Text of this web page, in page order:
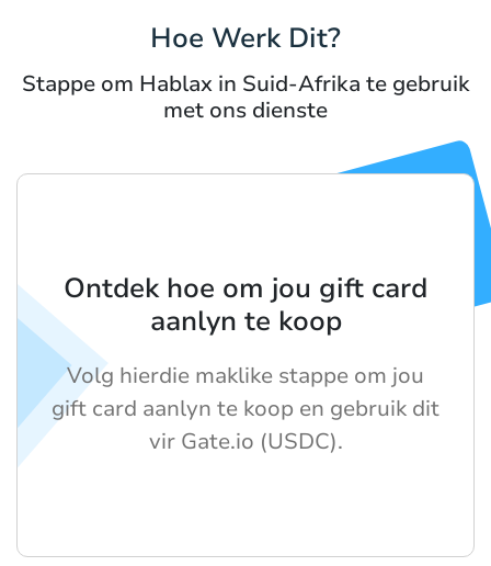
Hoe Werk Dit?
Stappe om Hablax in Suid-Afrika te gebruik
met ons dienste
Ontdek hoe om jou gift card
aanlyn te koop
Volg hierdie maklike stappe om jou
gift card aanlyn te koop en gebruik dit
vir Gate.io (USDC).